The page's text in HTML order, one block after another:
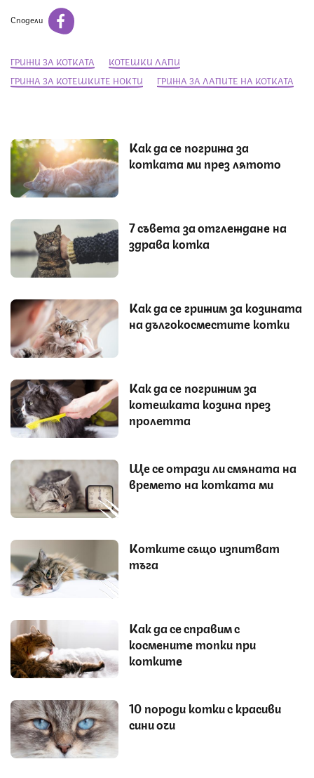
Сподели
ГРИЖИ ЗА КОТКАТА
КОТЕШКИ ЛАПИ
ГРИЖА ЗА КОТЕШКИТЕ НОКТИ
ГРИЖА ЗА ЛАПИТЕ НА КОТКАТА
Как да се погрижа за
котката ми през лятото
7 съвета за отглеждане на
здрава котка
Как да се грижим за козината
на дългокосместите котки
Как да се погрижим за
котешката козина през
пролетта
Ще се отрази ли смяната на
времето на котката ми
Котките също изпитват
тъга
Как да се справим с
космените топки при
котките
10 породи котки с красиви
сини очи